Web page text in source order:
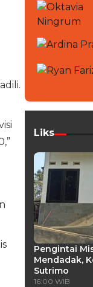
Liks
Pengintai
Mendadak,
Sutrimo
16:00 WIB